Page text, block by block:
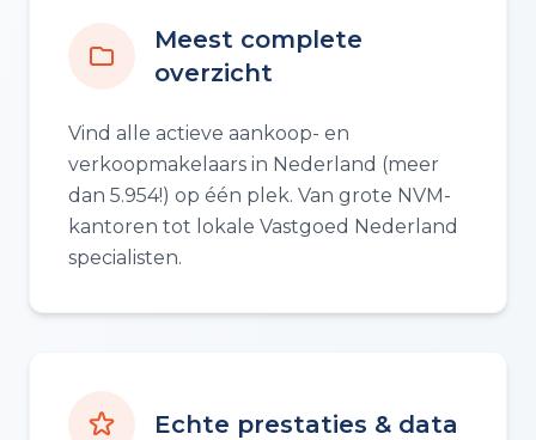
Meest complete
overzicht
Vind alle actieve aankoop- en
verkoopmakelaars in Nederland (meer
dan 5.954!) op één plek. Van grote NVM-
kantoren tot lokale Vastgoed Nederland
specialisten.
Echte prestaties & data